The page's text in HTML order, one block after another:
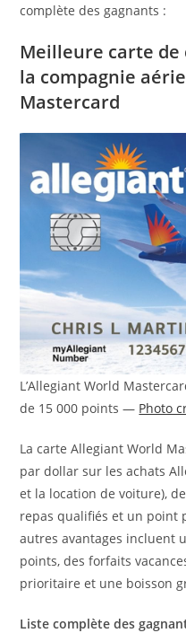
complète des gagnants :
Meilleure carte
la compagnie
Mastercard
L’Allegiant World
de 15 000 points — Photo
La carte Allegiant World
par dollar sur les achats
et la location de voiture),
repas qualifiés et un point
autres avantages incluent
points, des forfaits
prioritaire et une boisson
Liste complète des